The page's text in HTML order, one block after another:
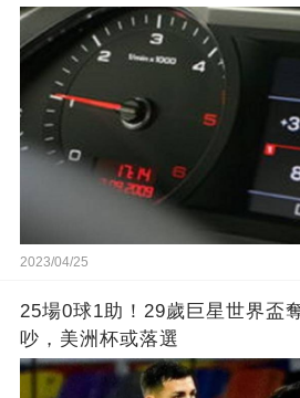
2023/04/25
25場0球1助！29歲巨星世界盃
吵，美洲杯或落選